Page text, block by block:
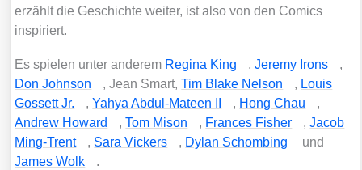
erzählt die Geschich­te wei­ter, ist also von den Comics
inspi­riert.
Es spie­len unter ande­rem Regi­na King ,Jere­my Irons
,
Don John­son
, Jean Smart,Tim Bla­ke Nel­son , Lou­is
Gos­sett Jr.
,Yahya Abdul-Mate­en II , Hong Chau
,
Andrew Howard
,Tom Mison , Fran­ces Fisher ,Jacob
Ming-Trent
, Sara Vickers , Dylan Schom­bing
und
James Wolk
.